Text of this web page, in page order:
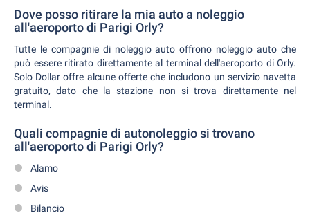
Dove posso ritirare la mia auto a noleggio
all'aeroporto di Parigi Orly?
Tutte le compagnie di noleggio auto offrono noleggio auto che
può essere ritirato direttamente al terminal dell'aeroporto di Orly.
Solo Dollar offre alcune offerte che includono un servizio navetta
gratuito, dato che la stazione non si trova direttamente nel
terminal.
Quali compagnie di autonoleggio si trovano
all'aeroporto di Parigi Orly?
Alamo
Avis
Bilancio